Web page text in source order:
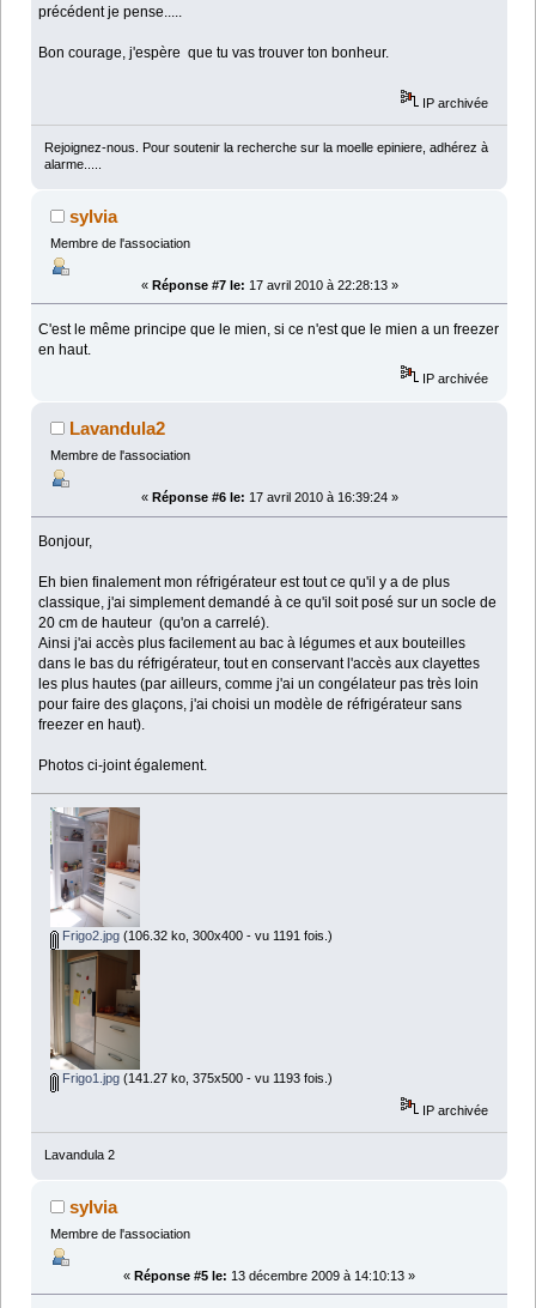
précédent je pense.....
Bon courage, j'espère que tu vas trouver ton bonheur.
IP archivée
Rejoignez-nous. Pour soutenir la recherche sur la moelle epiniere, adhérez à
alarme.....
sylvia
Membre de l'association
« Réponse #7 le: 17 avril 2010 à 22:28:13 »
C'est le même principe que le mien, si ce n'est que le mien a un freezer
en haut.
IP archivée
Lavandula2
Membre de l'association
« Réponse #6 le: 17 avril 2010 à 16:39:24 »
Bonjour,
Eh bien finalement mon réfrigérateur est tout ce qu'il y a de plus
classique, j'ai simplement demandé à ce qu'il soit posé sur un socle de
20 cm de hauteur (qu'on a carrelé).
Ainsi j'ai accès plus facilement au bac à légumes et aux bouteilles
dans le bas du réfrigérateur, tout en conservant l'accès aux clayettes
les plus hautes (par ailleurs, comme j'ai un congélateur pas très loin
pour faire des glaçons, j'ai choisi un modèle de réfrigérateur sans
freezer en haut).
Photos ci-joint également.
Frigo2.jpg(106.32 ko, 300x400 - vu 1191 fois.)
Frigo1.jpg(141.27 ko, 375x500 - vu 1193 fois.)
IP archivée
Lavandula 2
sylvia
Membre de l'association
« Réponse #5 le: 13 décembre 2009 à 14:10:13 »